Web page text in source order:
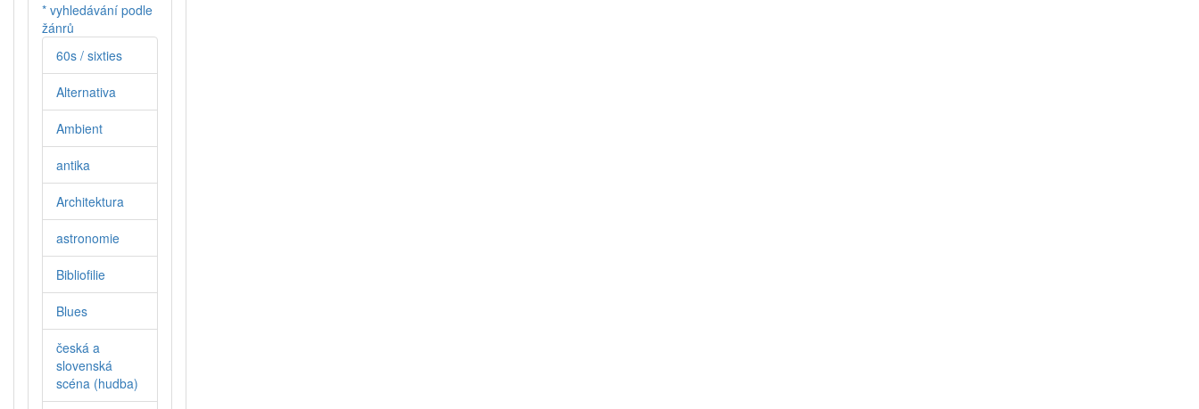
* vyhledávání podle
žánrů
60s / sixties
Alternativa
Ambient
antika
Architektura
astronomie
Bibliofilie
Blues
česká a
slovenská
scéna (hudba)